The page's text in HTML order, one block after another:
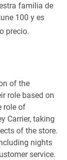
familia de
100 y es
precio.
of the
role based on
role of
Carrier, taking
of the store.
nights
service.